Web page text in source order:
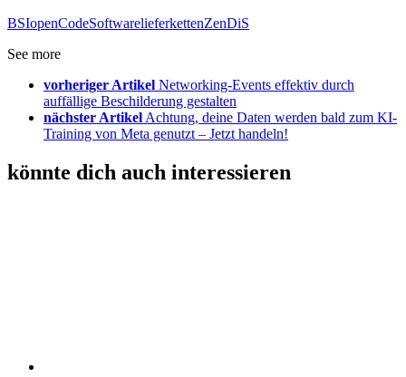
BSIopenCodeSoftwarelieferkettenZenDiS
See more
vorheriger Artikel Networking-Events effektiv durch
auffällige Beschilderung gestalten
nächster ArtikelAchtung, deine Daten werden bald zum KI-
Training von Meta genutzt – Jetzt handeln!
könnte dich auch interessieren